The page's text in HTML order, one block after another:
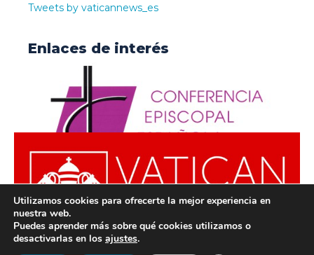
Tweets by vaticannews_es
Enlaces de interés
Utilizamos cookies para ofrecerte la mejor experiencia en
nuestra web.
Puedes aprender más sobre qué cookies utilizamos o
desactivarlas en los ajustes.